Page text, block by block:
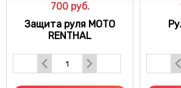
700 руб.
Защита руля МОТО
RENTHAL